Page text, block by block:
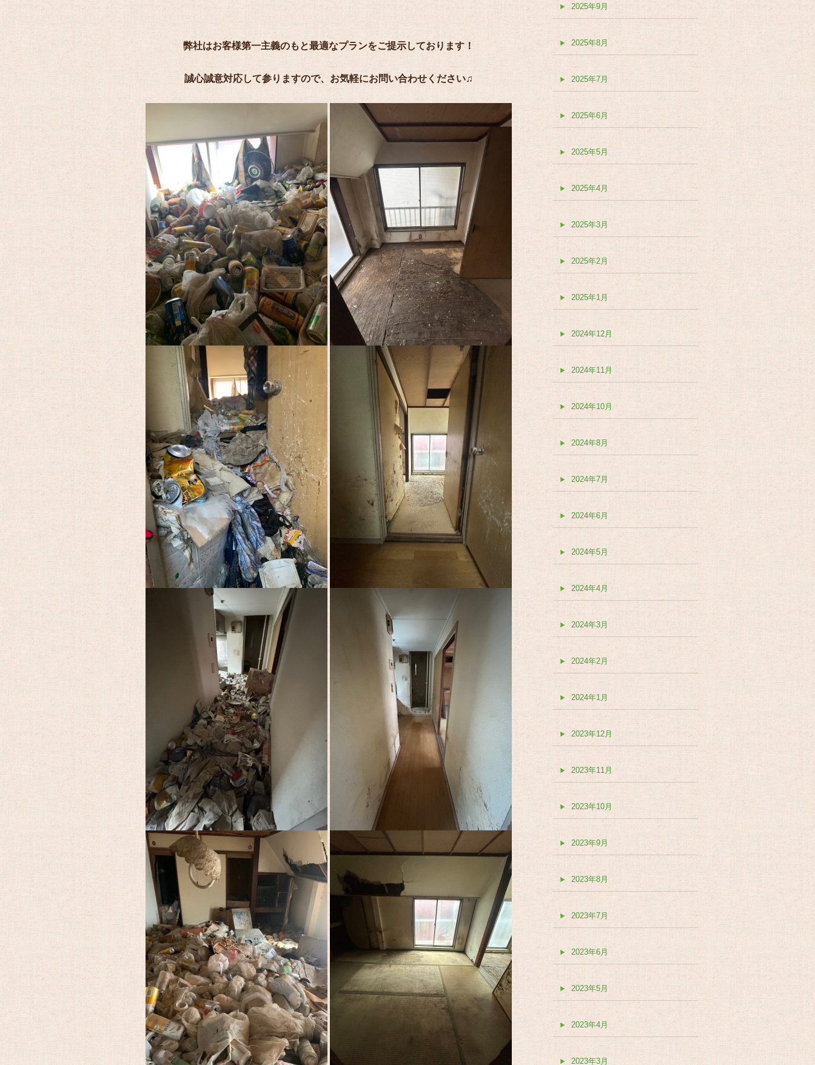
弊社はお客様第一主義のもと最適なプランをご提示しております！
誠心誠意対応して参りますので、お気軽にお問い合わせください♫
2025年9月
2025年8月
2025年7月
2025年6月
2025年5月
2025年4月
2025年3月
2025年2月
2025年1月
2024年12月
2024年11月
2024年10月
2024年8月
2024年7月
2024年6月
2024年5月
2024年4月
2024年3月
2024年2月
2024年1月
2023年12月
2023年11月
2023年10月
2023年9月
2023年8月
2023年7月
2023年6月
2023年5月
2023年4月
2023年3月